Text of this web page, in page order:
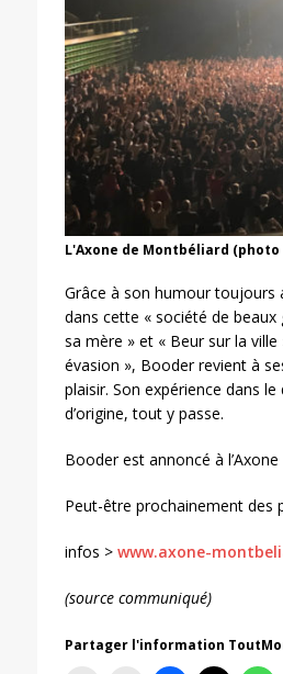
L'Axone de Montbéliard
Grâce à son humour toujours
dans cette « société de beaux
sa mère » et « Beur sur la
évasion », Booder revient à
plaisir. Son expérience dans
d’origine, tout y passe.
Booder est annoncé à
Peut-être prochainement des
infos > www.axone-
(source communiqué)
Partager l'information